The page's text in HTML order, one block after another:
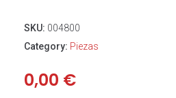
SKU: 004800
Category: Piezas
0,00 €